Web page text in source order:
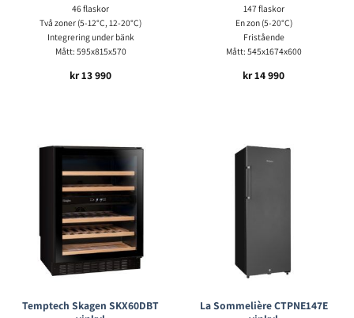
46 flaskor
Två zoner (5-12°C, 12-20°C)
Integrering under bänk
Mått: 595x815x570
kr13 990
147 flaskor
En zon (5-20°C)
Fristående
Mått: 545x1674x600
kr14 990
Temptech Skagen SKX60DBT
La Sommelière CTPNE147E